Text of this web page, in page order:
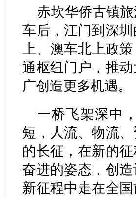
赤坎华侨古镇
车后，江门到深
上、澳车北上政
通枢纽门户，推
广创造更多机遇。
一桥飞架深中
短，人流、物流
的长征，在新的
奋进的姿态，创
新征程中走在全